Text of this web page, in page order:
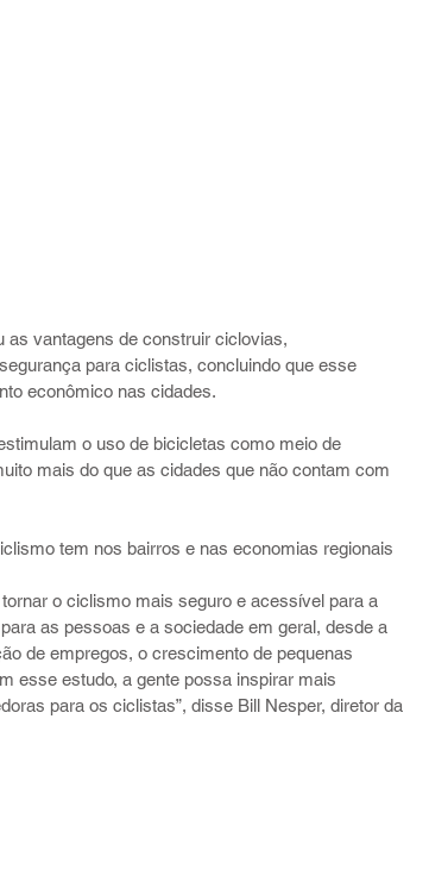
as vantagens de construir ciclovias,
para ciclistas, concluindo que esse
econômico nas cidades.
o uso de bicicletas como meio de
mais do que as cidades que não contam com
tem nos bairros e nas economias regionais
o ciclismo mais seguro e acessível para a
as pessoas e a sociedade em geral, desde a
de empregos, o crescimento de pequenas
esse estudo, a gente possa inspirar mais
para os ciclistas”, disse Bill Nesper, diretor da